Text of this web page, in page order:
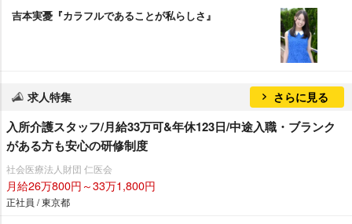
吉本実憂『カラフルであることが私らしさ』
求人特集 さらに見る
入所介護スタッフ/月給33万可&年休123日/中途入職・ブランク
がある方も安心の研修制度
社会医療法人財団 仁医会
月給26万800円～33万1,800円
正社員 / 東京都